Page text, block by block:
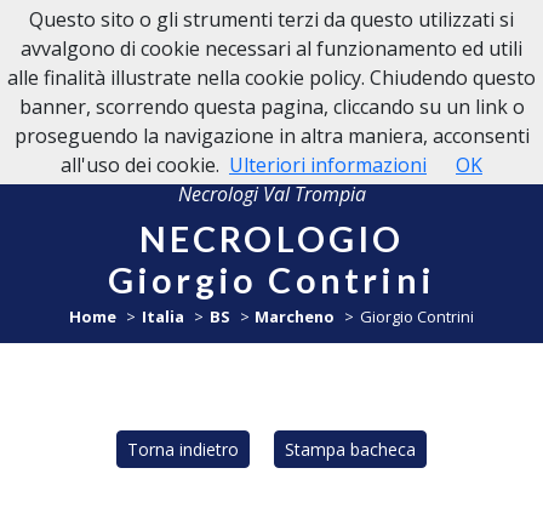
NECROLOGI VAL TROMPIA
Necrologi Val Trompia
NECROLOGIO
Giorgio Contrini
Home Italia BS Marcheno Giorgio Contrini
Torna indietro Stampa bacheca
Questo sito o gli strumenti terzi da questo utilizzati si
avvalgono di cookie necessari al funzionamento ed utili
alle finalità illustrate nella cookie policy. Chiudendo questo
banner, scorrendo questa pagina, cliccando su un link o
proseguendo la navigazione in altra maniera, acconsenti
all'uso dei cookie. Ulteriori informazioni OK